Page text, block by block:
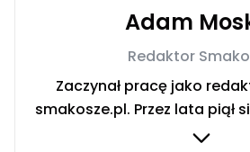
Adam
Redaktor
Zaczynał pracę jako
smakosze.pl. Przez lata piął
przez stanowiska